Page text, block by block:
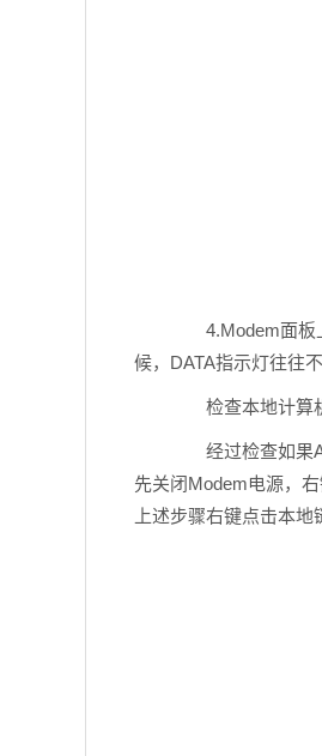
4.Modem面板上
候，DATA指示灯往往
检查本地计算
经过检查如果
先关闭Modem电源，
上述步骤右键点击本地